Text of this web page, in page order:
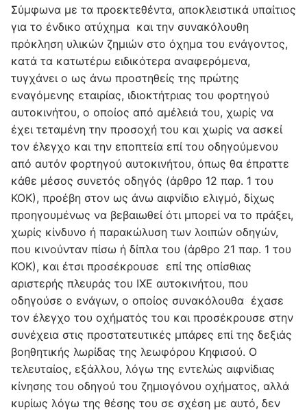
Σύμφωνα με τα προεκτεθέντα, αποκλειστικά υπαίτιος
για το ένδικο ατύχημα και την συνακόλουθη
πρόκληση υλικών ζημιών στο όχημα του ενάγοντος,
κατά τα κατωτέρω ειδικότερα αναφερόμενα,
τυγχάνει ο ως άνω προστηθείς της πρώτης
εναγόμενης εταιρίας, ιδιοκτήτριας του φορτηγού
αυτοκινήτου, ο οποίος από αμέλειά του, χωρίς να
έχει τεταμένη την προσοχή του και χωρίς να ασκεί
τον έλεγχο και την εποπτεία επί του οδηγούμενου
από αυτόν φορτηγού αυτοκινήτου, όπως θα έπραττε
κάθε μέσος συνετός οδηγός (άρθρο 12 παρ. 1 του
ΚΟΚ), προέβη στον ως άνω αιφνίδιο ελιγμό, δίχως
προηγουμένως να βεβαιωθεί ότι μπορεί να το πράξει,
χωρίς κίνδυνο ή παρακώλυση των λοιπών οδηγών,
που κινούνταν πίσω ή δίπλα του (άρθρο 21 παρ. 1 του
ΚΟΚ), και έτσι προσέκρουσε επί της οπίσθιας
αριστερής πλευράς του ΙΧΕ αυτοκινήτου, που
οδηγούσε ο ενάγων, ο οποίος συνακόλουθα έχασε
τον έλεγχο του οχήματός του και προσέκρουσε στην
συνέχεια στις προστατευτικές μπάρες επί της δεξιάς
βοηθητικής λωρίδας της λεωφόρου Κηφισού. Ο
τελευταίος, εξάλλου, λόγω της εντελώς αιφνίδιας
κίνησης του οδηγού του ζημιογόνου οχήματος, αλλά
κυρίως λόγω της θέσης του σε σχέση με αυτό, δεν